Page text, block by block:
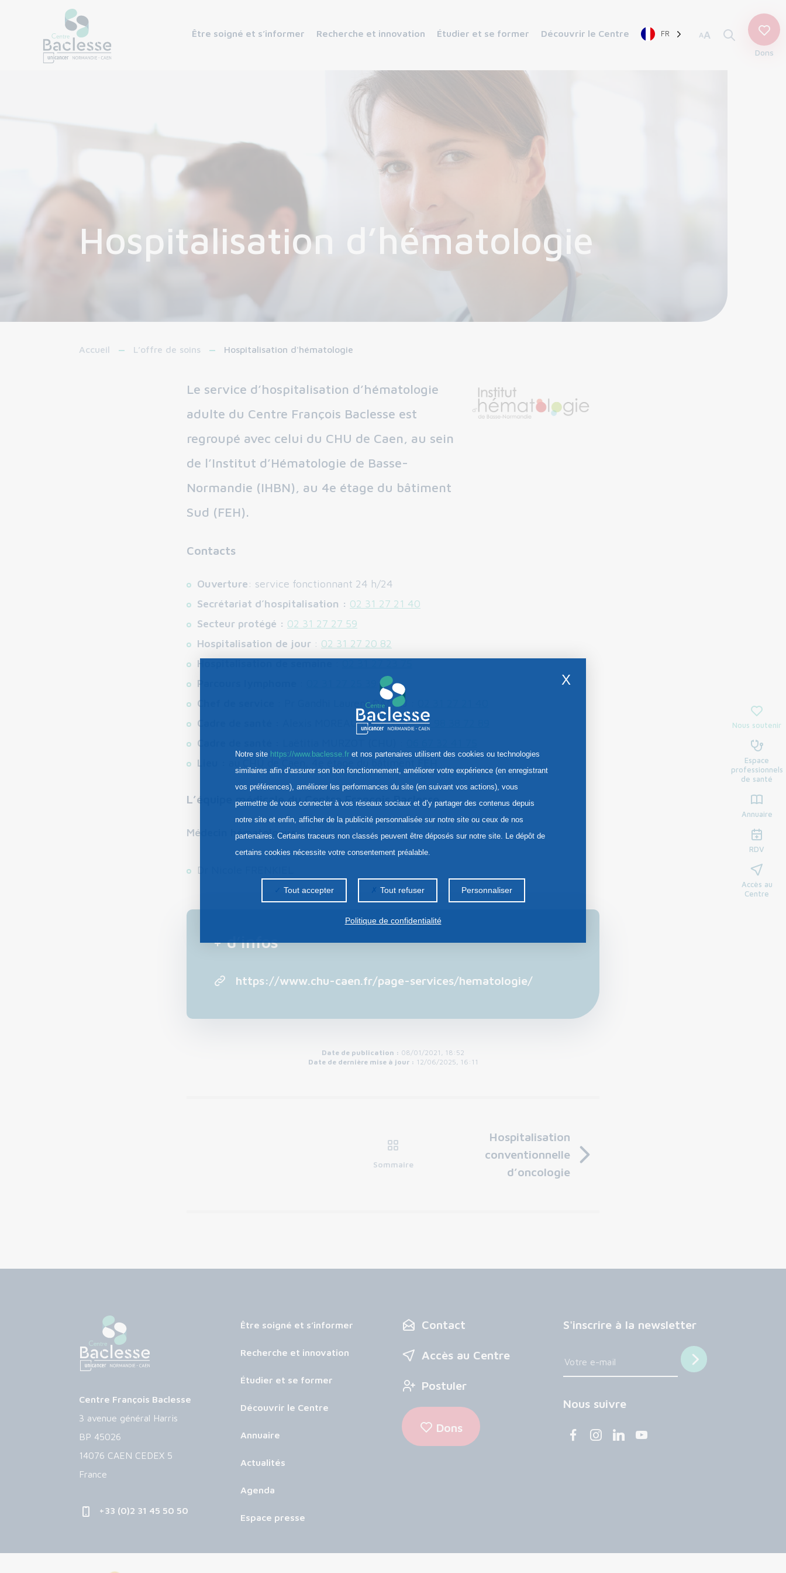
Être soigné et s’informer Recherche et innovation Étudier et se former Découvrir le Centre FR AA
Dons
Hospitalisation d’hématologie
Accueil L’offre de soins Hospitalisation d'hématologie
Nous soutenir
Espace
professionnels
de santé
Annuaire
RDV
Accès au
Centre
Le service d’hospitalisation d’hématologie
adulte du Centre François Baclesse est
regroupé avec celui du CHU de Caen, au sein
de l’Institut d’Hématologie de Basse-
Normandie (IHBN), au 4e étage du bâtiment
Sud (FEH).
Contacts
Ouverture: service fonctionnant 24 h/24
Secrétariat d’hospitalisation : 02 31 27 21 40
Secteur protégé : 02 31 27 27 59
Hospitalisation de jour : 02 31 27 20 82
Hospitalisation de semaine
Parcours lymphome
Chef de service
: Pr Gandhi Laurent DAMAJ :
Cadre de santé :
Alexis MOREAU (Baclesse) :06 98 38 72 89
Cadre de santé :
Lieu :
L’équipe médicale du Centre François Baclesse
Médecin hématologue
Dr Nicole FRENKIEL
+ d’infos
https://www.chu-caen.fr/page-services/hematologie/
Date de publication : 08/01/2021, 18:52
Date de dernière mise à jour : 12/06/2025, 16:11
Sommaire
Hospitalisation
conventionnelle
d’oncologie
Centre François Baclesse
3 avenue général Harris
BP 45026
14076 CAEN CEDEX 5
France
+33 (0)2 31 45 50 50
Être soigné et s’informer
Recherche et innovation
Étudier et se former
Découvrir le Centre
Annuaire
Actualités
Agenda
Espace presse
Contact
Accès au Centre
Postuler
Dons
S'inscrire à la newsletter
Nous suivre
X
Notre site https://www.baclesse.fr et nos partenaires utilisent des cookies ou technologies
similaires afin d’assurer son bon fonctionnement, améliorer votre expérience (en enregistrant
vos préférences), améliorer les performances du site (en suivant vos actions), vous
permettre de vous connecter à vos réseaux sociaux et d’y partager des contenus depuis
notre site et enfin, afficher de la publicité personnalisée sur notre site ou ceux de nos
partenaires. Certains traceurs non classés peuvent être déposés sur notre site. Le dépôt de
certains cookies nécessite votre consentement préalable.
Tout accepter Tout refuser Personnaliser
Politique de confidentialité